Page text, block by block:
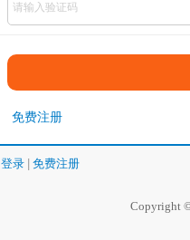
免费注册
登录 免费注册
Copyright